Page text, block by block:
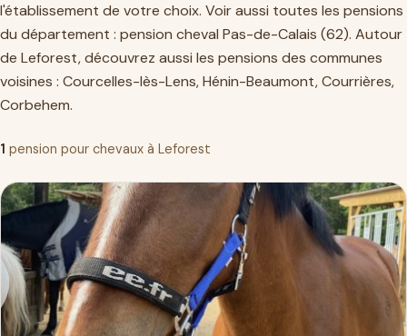
l'établissement de votre choix. Voir aussi toutes les pensions
du département : pension cheval Pas-de-Calais (62). Autour
de Leforest, découvrez aussi les pensions des communes
voisines : Courcelles-lès-Lens,Hénin-Beaumont,Courrières,
Corbehem.
1 pension pour chevaux à Leforest